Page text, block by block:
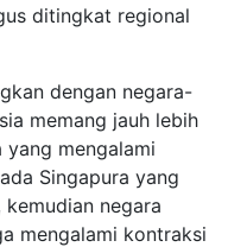
ditingkat regional
dengan negara-
memang jauh lebih
yang mengalami
Singapura yang
negara
mengalami kontraksi